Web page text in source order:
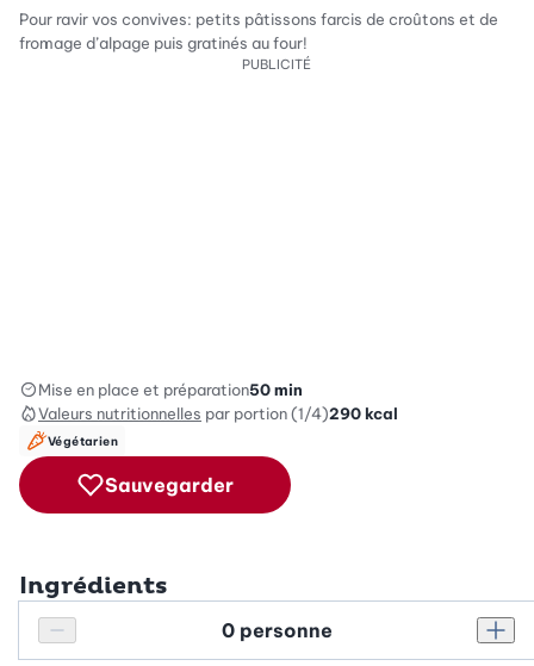
Pour ravir vos convives: petits pâtissons farcis de croûtons et de
fromage d’alpage puis gratinés au four!
PUBLICITÉ
Mise en place et préparation50 min
Valeurs nutritionnelles par portion (1/4)290kcal
Végétarien
Sauvegarder
Ingrédients
Réduire le nombre de personnes
Personnes